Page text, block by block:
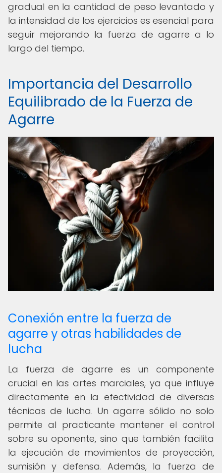
gradual en la cantidad de peso levantado y
la intensidad de los ejercicios es esencial para
seguir mejorando la fuerza de agarre a lo
largo del tiempo.
Importancia del Desarrollo
Equilibrado de la Fuerza de
Agarre
Conexión entre la fuerza de
agarre y otras habilidades de
lucha
La fuerza de agarre es un componente
crucial en las artes marciales, ya que influye
directamente en la efectividad de diversas
técnicas de lucha. Un agarre sólido no solo
permite al practicante mantener el control
sobre su oponente, sino que también facilita
la ejecución de movimientos de proyección,
sumisión y defensa. Además, la fuerza de